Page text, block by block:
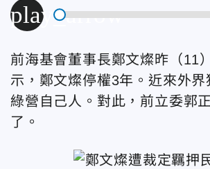
play_arrow
前海基會董事長鄭文燦昨（11
示，鄭文燦停權3年。近來外
綠營自己人。對此，前立委郭
了。